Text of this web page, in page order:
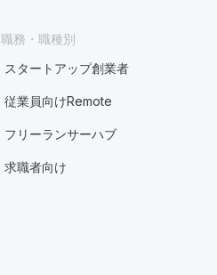
職務・職種別
スタートアップ創業者
従業員向けRemote
フリーランサーハブ
求職者向け